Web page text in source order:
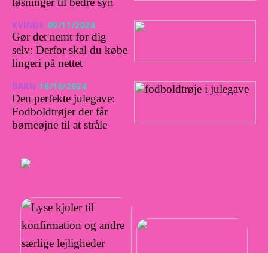
KVINDE 09/11/2024
Gør det nemt for dig
selv: Derfor skal du købe
lingeri på nettet
BARN 18/10/2024
Den perfekte julegave:
Fodboldtrøjer der får
børneøjne til at stråle